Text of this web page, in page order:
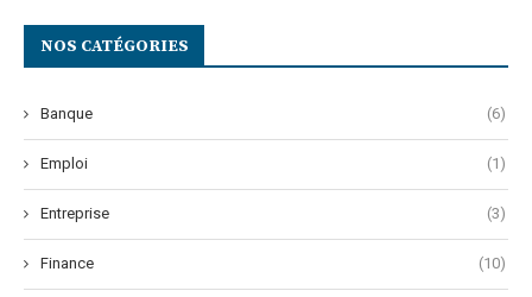
NOS CATÉGORIES
Banque (6)
Emploi (1)
Entreprise (3)
Finance (10)